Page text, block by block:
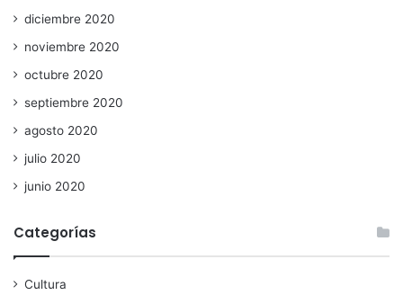
diciembre 2020
noviembre 2020
octubre 2020
septiembre 2020
agosto 2020
julio 2020
junio 2020
Categorías
Cultura